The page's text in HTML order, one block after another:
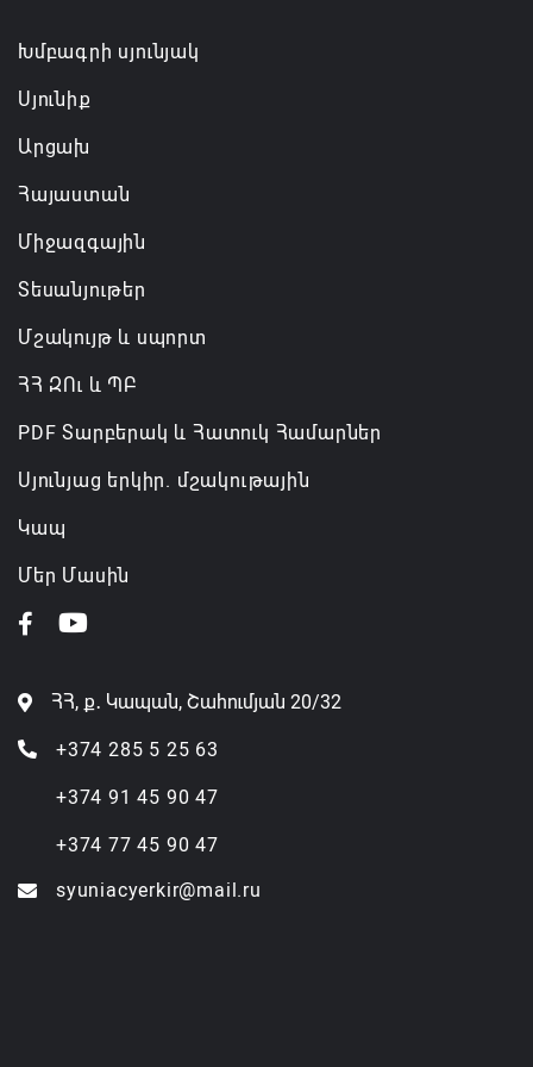
Անդրանիկ Սիմոնյանը վերանշանակվել է ԱԱԾ
ազատվել է պաշտոնից
06.08.2026 14:16
նախարարությունների անվանումները
06.08.2026 12:45
Խմբագրի սյունյակ
Սյունիք
Արցախ
Հայաստան
Միջազգային
Տեսանյութեր
Մշակույթ և սպորտ
ՀՀ ԶՈւ և ՊԲ
PDF Տարբերակ և Հատուկ Համարներ
Սյունյաց երկիր. մշակութային
Կապ
Մեր Մասին
ՀՀ, ք․ Կապան, Շահումյան 20/32
+374 285 5 25 63
+374 91 45 90 47
+374 77 45 90 47
syuniacyerkir@mail.ru